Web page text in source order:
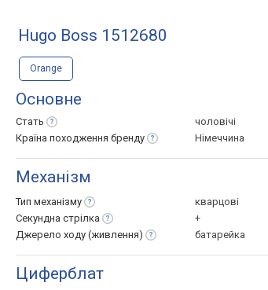
Hugo Boss 1512680
Orange
Основне
Стать
чоловічі
Країна походження бренду Німеччина
Механізм
Тип механізму
кварцові
Секундна стрілка
+
Джерело ходу (живлення) батарейка
Циферблат